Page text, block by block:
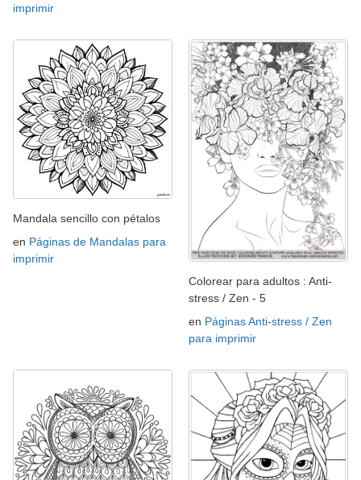
imprimir
Mandala sencillo con pétalos
en Páginas de Mandalas para
imprimir
Colorear para adultos : Anti-
stress / Zen - 5
en Páginas Anti-stress / Zen
para imprimir